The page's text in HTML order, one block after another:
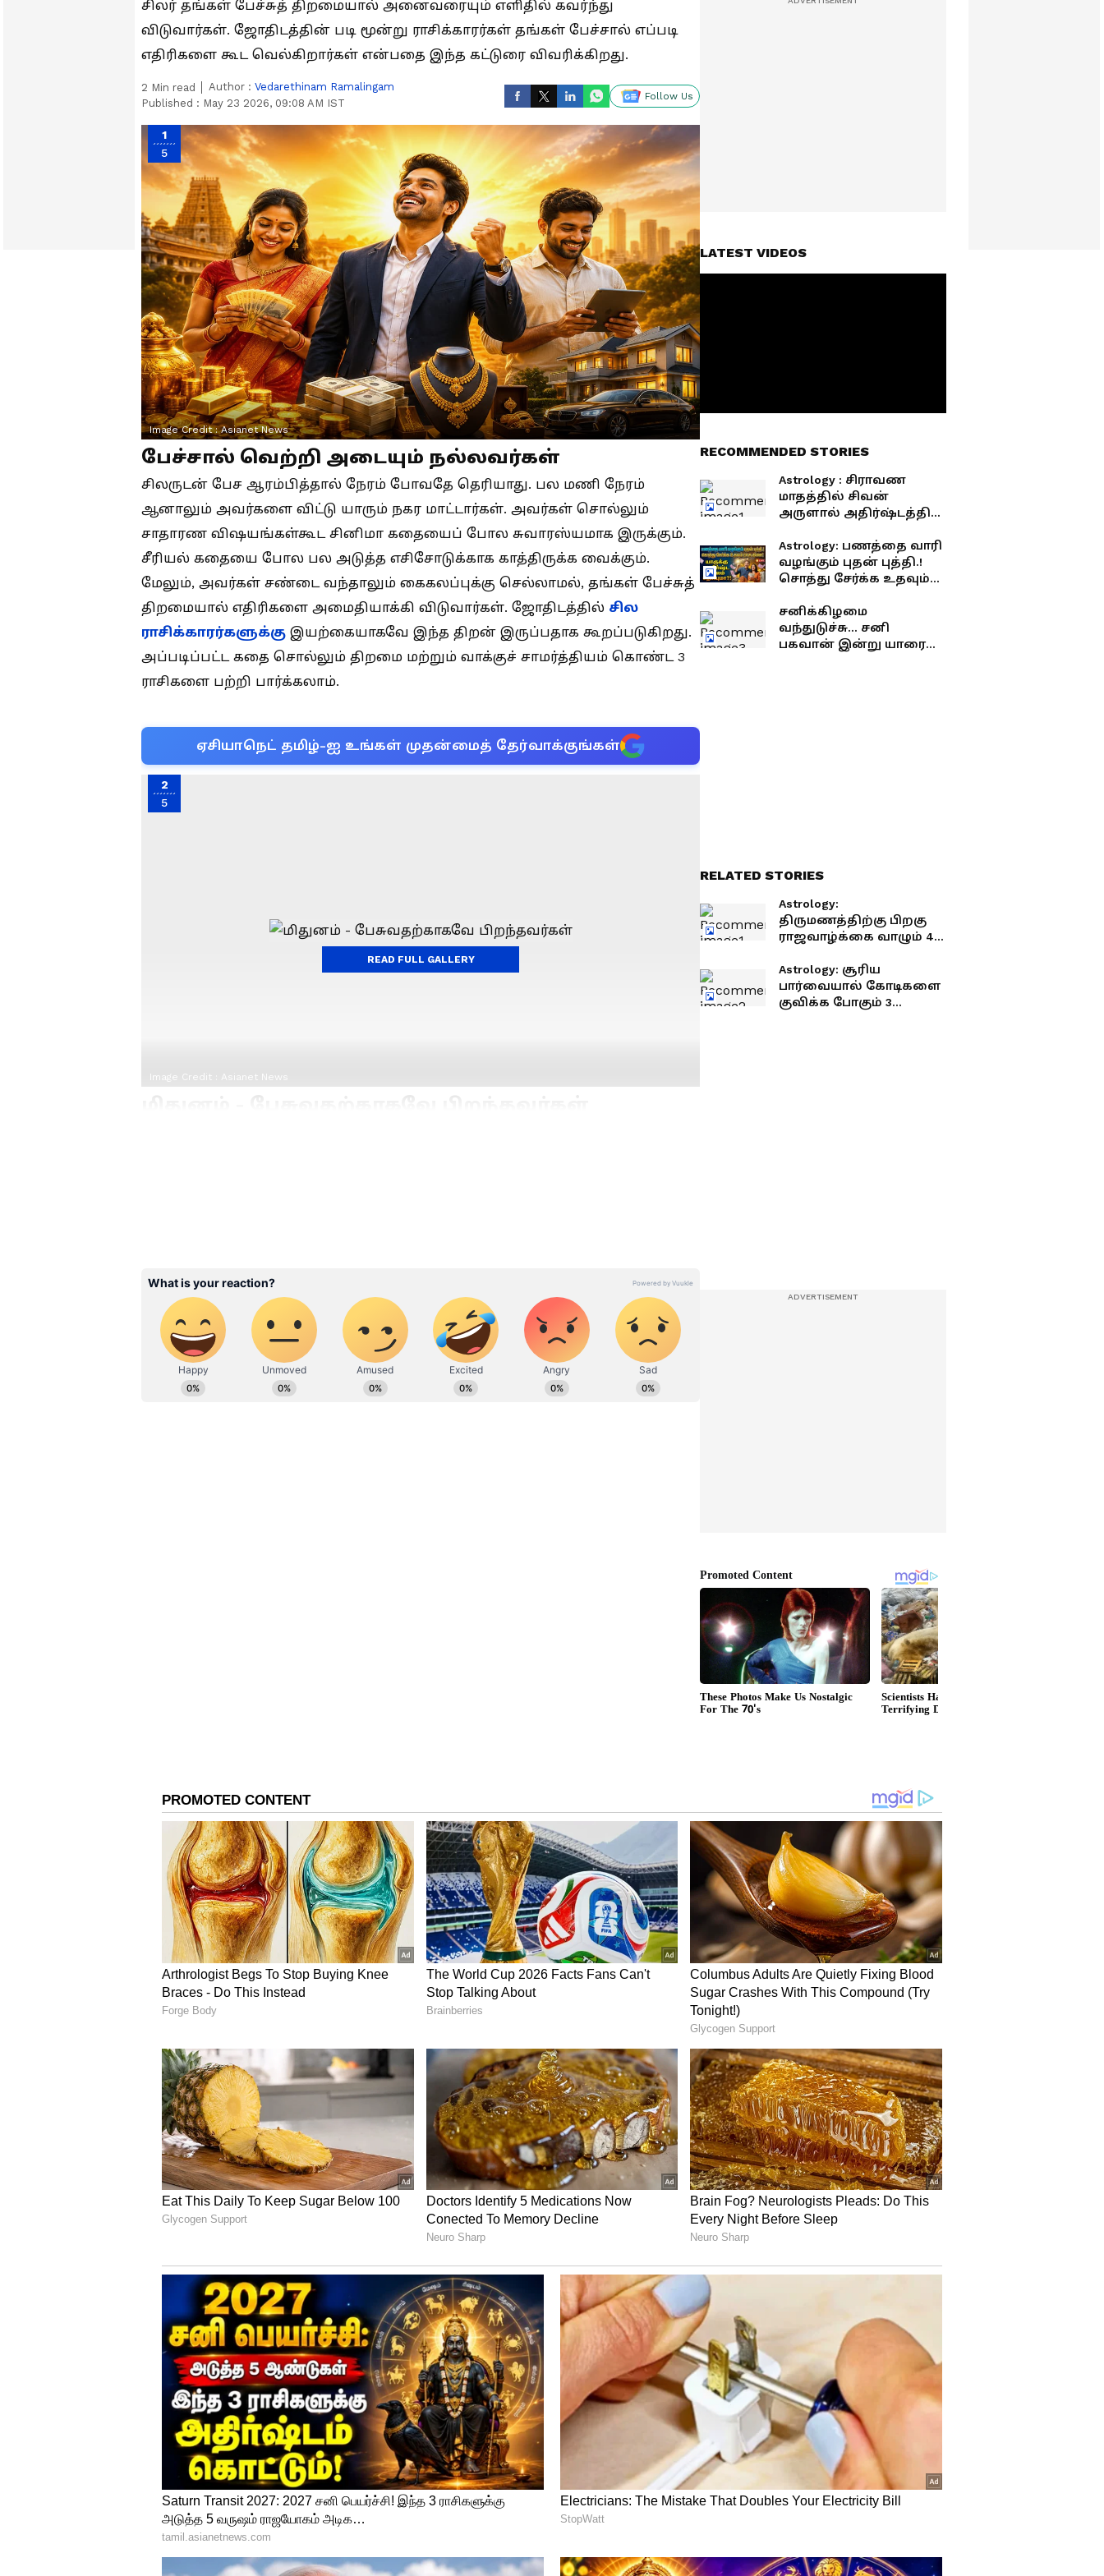
சிலர் தங்கள் பேச்சுத் திறமையால் அனைவரையும் எளிதில் கவர்ந்து
விடுவார்கள். ஜோதிடத்தின் படி மூன்று ராசிக்காரர்கள் தங்கள் பேச்சால் எப்படி
எதிரிகளை கூட வெல்கிறார்கள் என்பதை இந்த கட்டுரை விவரிக்கிறது.
2 Min read Author : Vedarethinam Ramalingam
Published : May 23 2026, 09:08 AM IST
Follow Us
1
5
Image Credit :Asianet News
பேச்சால் வெற்றி அடையும் நல்லவர்கள்
சிலருடன் பேச ஆரம்பித்தால் நேரம் போவதே தெரியாது. பல மணி நேரம்
ஆனாலும் அவர்களை விட்டு யாரும் நகர மாட்டார்கள். அவர்கள் சொல்லும்
சாதாரண விஷயங்கள்கூட சினிமா கதையைப் போல சுவாரஸ்யமாக இருக்கும்.
சீரியல் கதையை போல பல அடுத்த எசிசோடுக்காக காத்திருக்க வைக்கும்.
மேலும், அவர்கள் சண்டை வந்தாலும் கைகலப்புக்கு செல்லாமல், தங்கள் பேச்சுத்
திறமையால் எதிரிகளை அமைதியாக்கி விடுவார்கள். ஜோதிடத்தில் சில
ராசிக்காரர்களுக்கு இயற்கையாகவே இந்த திறன் இருப்பதாக கூறப்படுகிறது.
அப்படிப்பட்ட கதை சொல்லும் திறமை மற்றும் வாக்குச் சாமர்த்தியம் கொண்ட 3
ராசிகளை பற்றி பார்க்கலாம்.
ஏசியாநெட் தமிழ்-ஐ உங்கள் முதன்மைத் தேர்வாக்குங்கள்
2
5
Image Credit : Asianet News
வெல்வது சுலபமல்லையாம். காரணம், சூழ்நிலைக்கேற்ற வார்த்தைகளை உடனே
தேர்வு செய்து பேசும் திறன் இவர்களிடம் அதிகம் இருக்குமாம். எதிரிகள்
எவ்வளவு கோபமாக இருந்தாலும், தங்களின் புத்திசாலித்தனமான பேச்சால்
அவர்களை மிதுன ராசியினர் அமைதியாக்கி விடுவார்கள் என்கிறது ஜோதிடம்.
Image Credit :Asianet News
சிம்மம் - பேச்சில் ஒரு தனி கம்பீரம் இருக்கும்
சிம்ம ராசிக்காரர்களின் பேச்சில் ஒரு தனி கம்பீரம் இருக்கும். அவர்கள்
தன்னம்பிக்கை நிறைந்த குரலும், கதையை உணர்ச்சியுடன் சொல்லும் திறனும்
இவர்களுக்கு பெரிய பலமாக இருக்குமாம். சிறிய விஷயத்தையும் பெரிய
அனுபவமாக மாற்றி சொல்லும் கலை இவர்களிடம் இருக்கும் என்கிறது ஜோதிட
நூல்கள். அதனால் நண்பர்கள் வட்டாரத்தில் இவர்களுக்கு தனி ரசிகர்கள்
இருப்பார்கள். யாராவதுஇந்த ராசிகரார்களைஎதிர்க்க முயன்றால் கூட,
கோபப்படாமல் தங்கள் வார்த்தைகளால் எதிராளியை மடக்கி விடுவார்கள்.
“பேச்சிலேயே ஜெயிப்பவர்கள்” என்ற பெயர் இவர்களுக்கு சரியாக பொருந்தும்
என்றால் அது மிகையல்ல.
5
READ FULL GALLERY
LATEST VIDEOS
RECOMMENDED STORIES
Astrology : சிராவண
மாதத்தில் சிவன்
அருளால் அதிர்ஷ்டத்தில்
ராசிகள் என்னென்ன?
Astrology: பணத்தை வாரி
வழங்கும் புதன் புத்தி.!
சொத்து சேர்க்க உதவும்
அதிர்ஷ்டகாலம்
தெரியுமா?
சனிக்கிழமை
வந்துடுச்சு... சனி
பகவான் இன்று யாரை
RELATED STORIES
Astrology:
திருமணத்திற்கு பிறகு
ராஜவாழ்க்கை வாழும் 4
அதிகாரம் கொடி கட்டி
பறக்குமாம்.!
Astrology: சூரிய
பார்வையால் கோடிகளை
குவிக்க போகும் 3